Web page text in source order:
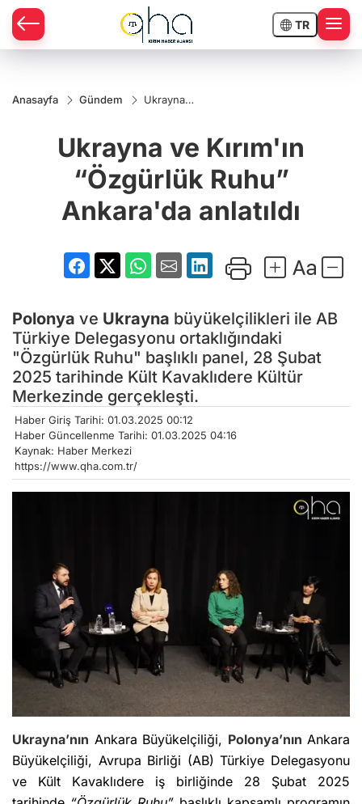
TR
Anasayfa Gündem
Ukrayna
Ruhu”
anlatıldı
Ukrayna ve Kırım'ın
“Özgürlük Ruhu”
Ankara'da anlatıldı
Polonya ve Ukrayna büyükelçilikleri ile AB
Türkiye Delegasyonu ortaklığındaki
"Özgürlük Ruhu" başlıklı panel, 28 Şubat
2025 tarihinde Kült Kavaklıdere Kültür
Merkezinde gerçekleşti.
Haber Giriş Tarihi: 01.03.2025 00:12
Haber Güncellenme Tarihi: 01.03.2025 04:16
Kaynak: Haber Merkezi
https://www.qha.com.tr/
Ukrayna’nın Ankara Büyükelçiliği, Polonya’nın Ankara
Büyükelçiliği, Avrupa Birliği (AB) Türkiye Delegasyonu
ve Kült Kavaklıdere iş birliğinde 28 Şubat 2025